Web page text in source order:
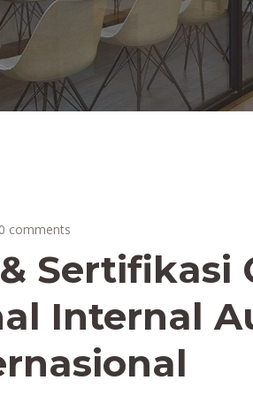
0 comments
Sertifikasi
Internal